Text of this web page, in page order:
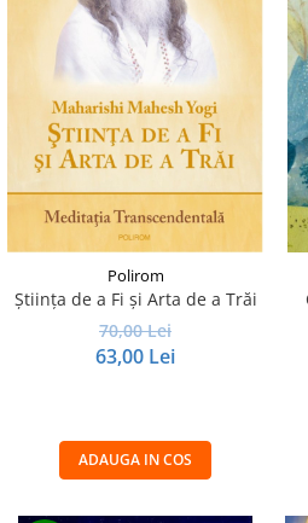
Polirom
Ştiinţa de a Fi şi Arta de a Trăi
70,00 Lei
63,00 Lei
ADAUGA IN COS